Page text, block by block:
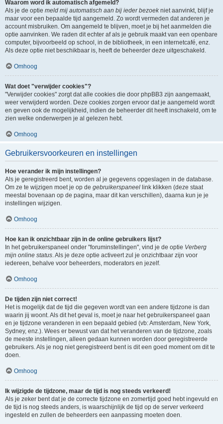
Waarom word ik automatisch afgemeld?
Als je de optie meld mij automatisch aan bij ieder bezoekniet aanvinkt, blijf je
maar voor een bepaalde tijd aangemeld. Zo wordt vermeden dat anderen je
account misbruiken. Om aangemeld te blijven, moet je bij het aanmelden die
optie aanvinken. We raden dit echter af als je gebruik maakt van een openbare
computer, bijvoorbeeld op school, in de bibliotheek, in een internetcafé, enz.
Als deze optie niet beschikbaar is, heeft de beheerder deze uitgeschakeld.
Omhoog
Wat doet "verwijder cookies"?
"Verwijder cookies" zorgt dat alle cookies die door phpBB3 zijn aangemaakt,
weer verwijderd worden. Deze cookies zorgen ervoor dat je aangemeld wordt
en geven ook de mogelijkheid, indien de beheerder dit heeft inschakeld, om te
zien welke onderwerpen je al gelezen hebt.
Omhoog
Gebruikersvoorkeuren en instellingen
Hoe verander ik mijn instellingen?
Als je geregistreerd bent, worden al je gegevens opgeslagen in de database.
Om ze te wijzigen moet je op de gebruikerspaneel link klikken (deze staat
meestal bovenaan op de pagina, maar dit kan verschillen), daarna kun je je
instellingen wijzigen.
Omhoog
Hoe kan ik onzichtbaar zijn in de online gebruikers lijst?
In het gebruikerspaneel onder "foruminstellingen", vind je de optie Verberg
mijn online status. Als je deze optie activeert zul je onzichtbaar zijn voor
iedereen, behalve voor beheerders, moderators en jezelf.
Omhoog
De tijden zijn niet correct!
Het is mogelijk dat de tijd die gegeven wordt van een andere tijdzone is dan
waarin jij woont. Als dit het geval is, moet je naar het gebruikerspaneel gaan
en je tijdzone veranderen in een bepaald gebied (vb: Amsterdam, New York,
Sydney, enz.). Wees er bewust van dat het veranderen van de tijdzone, zoals
de meeste instellingen, alleen gedaan kunnen worden door geregistreerde
gebruikers. Als je nog niet geregistreerd bent is dit een goed moment om dit te
doen.
Omhoog
Ik wijzigde de tijdzone, maar de tijd is nog steeds verkeerd!
Als je zeker bent dat je de correcte tijdzone en zomertijd goed hebt ingevuld en
de tijd is nog steeds anders, is waarschijnlijk de tijd op de server verkeerd
ingesteld en zullen de beheerders een aanpassing moeten doen.